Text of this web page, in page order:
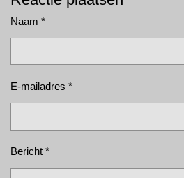
Naam *
E-mailadres *
Bericht *